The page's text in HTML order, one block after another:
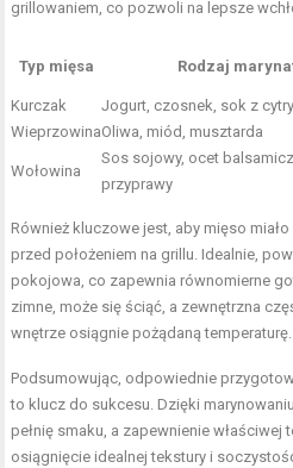
grillowaniem, co pozwoli na lepsze
Typ mięsa Rodzaj
Kurczak
Jogurt, czosnek, sok z
WieprzowinaOliwa, miód, musztarda
Wołowina
Sos sojowy, ocet
przyprawy
Również kluczowe jest, aby mięso
przed położeniem na grillu. Idealnie,
pokojowa, co zapewnia równomierne
zimne, może się ściąć, a zewnętrzna
wnętrze osiągnie pożądaną temperaturę.
Podsumowując, odpowiednie
to klucz do sukcesu. Dzięki
pełnię smaku, a zapewnienie właściwej
osiągnięcie idealnej tekstury i